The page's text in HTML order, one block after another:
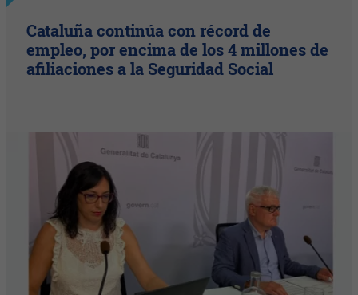
Cataluña continúa con récord de
empleo, por encima de los 4 millones de
afiliaciones a la Seguridad Social